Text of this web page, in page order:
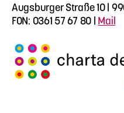
Augsburger Straße 10 |
FON: 0361 57 67 80 | Mail